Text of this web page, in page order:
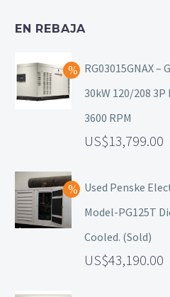
EN REBAJA
RG03015GNAX
30kW 120/208
3600 RPM
13,799.00
Used Penske
Model-PG125T
Cooled. (Sold)
43,190.00